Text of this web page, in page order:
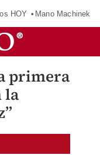
HOY Mano Machinek
primera
la